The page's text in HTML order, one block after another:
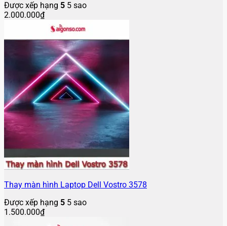
Được xếp hạng 5 5 sao
2.000.000₫
Thay màn hình Laptop Dell Vostro 3578
Được xếp hạng 5 5 sao
1.500.000₫